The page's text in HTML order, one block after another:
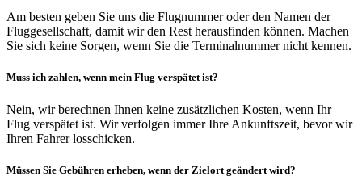
Am besten geben Sie uns die Flugnummer oder den Namen der
Fluggesellschaft, damit wir den Rest herausfinden können. Machen
Sie sich keine Sorgen, wenn Sie die Terminalnummer nicht kennen.
Muss ich zahlen, wenn mein Flug verspätet ist?
Nein, wir berechnen Ihnen keine zusätzlichen Kosten, wenn Ihr
Flug verspätet ist. Wir verfolgen immer Ihre Ankunftszeit, bevor wir
Ihren Fahrer losschicken.
Müssen Sie Gebühren erheben, wenn der Zielort geändert wird?